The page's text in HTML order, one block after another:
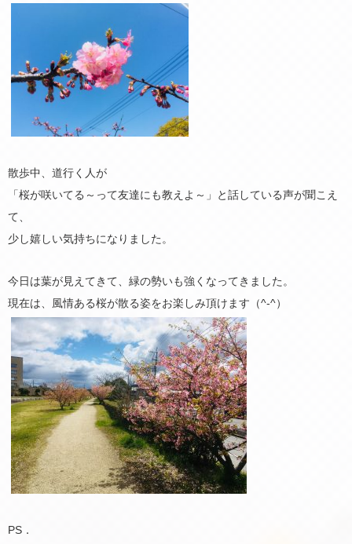
散歩中、道行く人が
「桜が咲いてる～って友達にも教えよ～」と話している声が聞こえ
て、
少し嬉しい気持ちになりました。
今日は葉が見えてきて、緑の勢いも強くなってきました。
現在は、風情ある桜が散る姿をお楽しみ頂けます（^-^）
PS．